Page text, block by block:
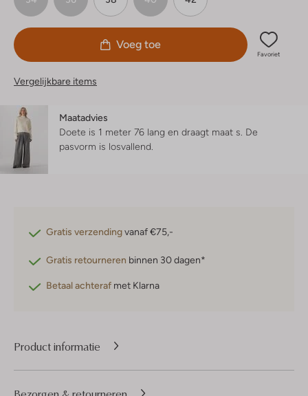
Voeg toe
Favoriet
Vergelijkbare items
Maatadvies
Doete is 1 meter 76 lang en draagt maat s. De
pasvorm is losvallend
Gratis verzendingvanaf €75,-
Gratis retourneren binnen 30 dagen*
Betaal achteraf met Klarna
Product informatie